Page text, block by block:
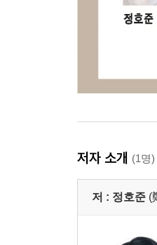
1. 미래 발전을
사회적 약자보호
3. 지역별 특화 전
지역이 처한 현
지역경제 활성
저자 소개 (1명)
저 : 정호준 (